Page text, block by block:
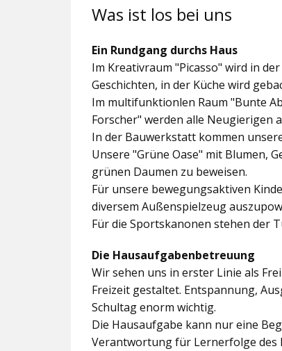
Was ist los bei uns
Ein Rundgang durchs Haus
Im Kreativraum "Picasso" wird in
Geschichten, in der Küche wird
Im multifunktionlen Raum "Bunte
Forscher" werden alle Neugierigen
In der Bauwerkstatt kommen
Unsere "Grüne Oase" mit Blumen,
grünen Daumen zu beweisen.
Für unsere bewegungsaktiven
diversem Außenspielzeug
Für die Sportskanonen stehen der
Die Hausaufgabenbetreuung
Wir sehen uns in erster Linie als
Freizeit gestaltet. Entspannung,
Schultag enorm wichtig.
Die Hausaufgabe kann nur eine
Verantwortung für Lernerfolge des